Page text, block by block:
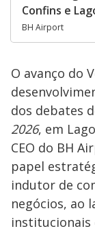
Confins e
BH Airport
O avanço do
dos debates
2026, em
CEO do BH
papel
indutor de
negócios, ao
institucionais